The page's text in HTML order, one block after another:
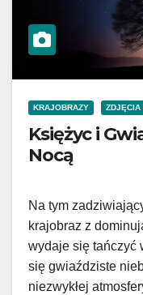
KRAJOBRAZY ZDJĘCIA
Księżyc i
Nocą
Na tym
krajobraz z
wydaje się tańczyć
się gwiaździste
niezwykłej